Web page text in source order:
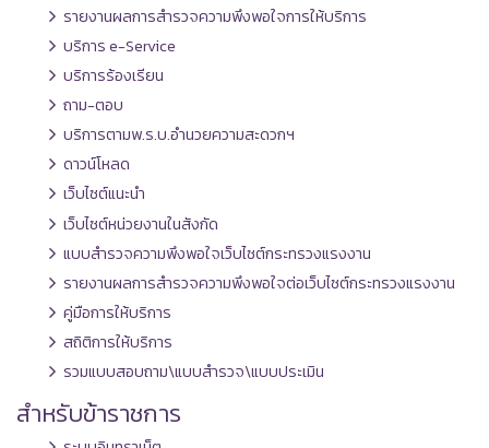
รายงานผลการสำรวจความพึงพอใจการให้บริการ
บริการ e-Service
บริการร้องเรียน
ถาม-ตอบ
บริการตามพ.ร.บ.อำนวยความสะดวกฯ
ดาวน์โหลด
เว็บไซต์แนะนำ
เว็บไซต์หน่วยงานในสังกัด
แบบสำรวจความพึงพอใจเว็บไซต์กระทรวงแรงงาน
รายงานผลการสำรวจความพึงพอใจต่อเว็บไซต์กระทรวงแรงงาน
คู่มือการให้บริการ
สถิติการให้บริการ
รวมแบบสอบถาม\แบบสำรวจ\แบบประเมิน
สำหรับข้าราชการ